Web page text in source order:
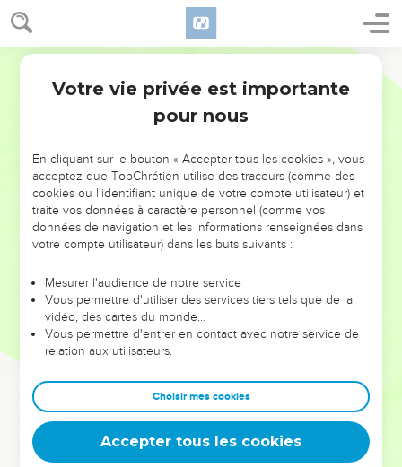
NE MANQUEZ PAS L’ÉVÉNEMENT
DE L’ANNÉE !
ET SI LEURS ERREURS POUVAIENT VOUS ÉVITER LES
VOTRES ?
leur foi ou leur vision. Mais on voit moins les doutes, les erreurs
et les saisons difficiles qu'ils ont traversés, alors même que ce
sont elles qui les ont façonnés.
Dans cette conférence, leaders, entrepreneurs, et responsables
clés pour avancer avec plus de sagesse afin que leurs erreurs
deviennent vos tremplins. Que vous guidiez un ministère, une
équipe, un groupe ou une famille, leur expérience est faite
Votre vie privée est importante
pour nous
En cliquant sur le bouton « Accepter tous les cookies », vous
acceptez que TopChrétien utilise des traceurs (comme des
cookies ou l'identifiant unique de votre compte utilisateur) et
traite vos données à caractère personnel (comme vos
données de navigation et les informations renseignées dans
votre compte utilisateur) dans les buts suivants :
Mesurer l'audience de notre service
Vous permettre d'utiliser des services tiers tels que de la
vidéo, des cartes du monde…
Vous permettre d'entrer en contact avec notre service de
relation aux utilisateurs.
Choisir mes cookies
Accepter tous les cookies